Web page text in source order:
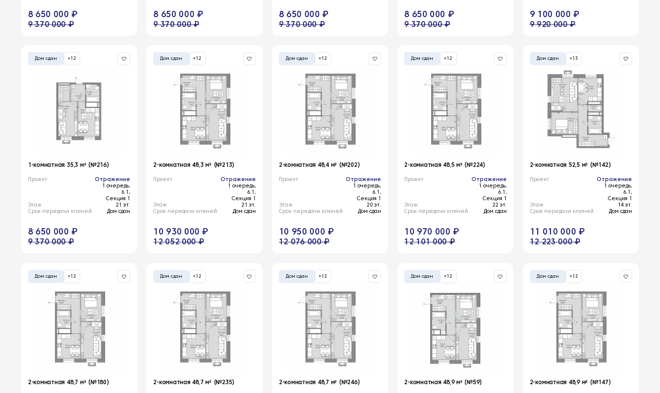
8 650 000 ₽
9 370 000 ₽
8 650 000 ₽
9 370 000 ₽
8 650 000 ₽
9 370 000 ₽
8 650 000 ₽
9 370 000 ₽
9 100 000 ₽
9 920 000 ₽
Дом сдан +12
1-комнатная 35,3 м² (№216)
Проект
Отражение
1 очередь,
6.1,
Секция 1
Этаж
21 эт.
Срок передачи ключей
Дом сдан
8 650 000 ₽
9 370 000 ₽
Дом сдан +12
2-комнатная 48,3 м² (№213)
Проект
Отражение
1 очередь,
6.1,
Секция 1
Этаж
21 эт.
Срок передачи ключей
Дом сдан
10 930 000 ₽
12 052 000 ₽
Дом сдан +12
2-комнатная 48,4 м² (№202)
Проект
Отражение
1 очередь,
6.1,
Секция 1
Этаж
20 эт.
Срок передачи ключей
Дом сдан
10 950 000 ₽
12 076 000 ₽
Дом сдан +12
2-комнатная 48,5 м² (№224)
Проект
Отражение
1 очередь,
6.1,
Секция 1
Этаж
22 эт.
Срок передачи ключей
Дом сдан
10 970 000 ₽
12 101 000 ₽
Дом сдан +13
2-комнатная 52,5 м² (№142)
Проект
Отражение
1 очередь,
6.1,
Секция 1
Этаж
14 эт.
Срок передачи ключей
Дом сдан
11 010 000 ₽
12 223 000 ₽
Дом сдан +12
2-комнатная 48,7 м² (№180)
Дом сдан +12
2-комнатная 48,7 м² (№235)
Дом сдан +12
2-комнатная 48,7 м² (№246)
Дом сдан +12
2-комнатная 48,9 м² (№59)
Дом сдан +12
2-комнатная 48,9 м² (№147)